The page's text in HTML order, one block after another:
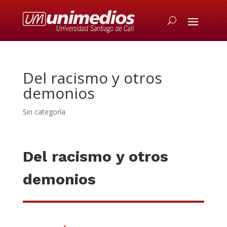
Del racismo y otros
demonios
Sin categoría
Del racismo y otros
demonios